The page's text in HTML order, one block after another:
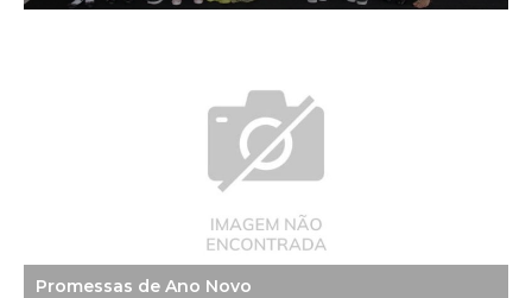
Promessas de Ano Novo